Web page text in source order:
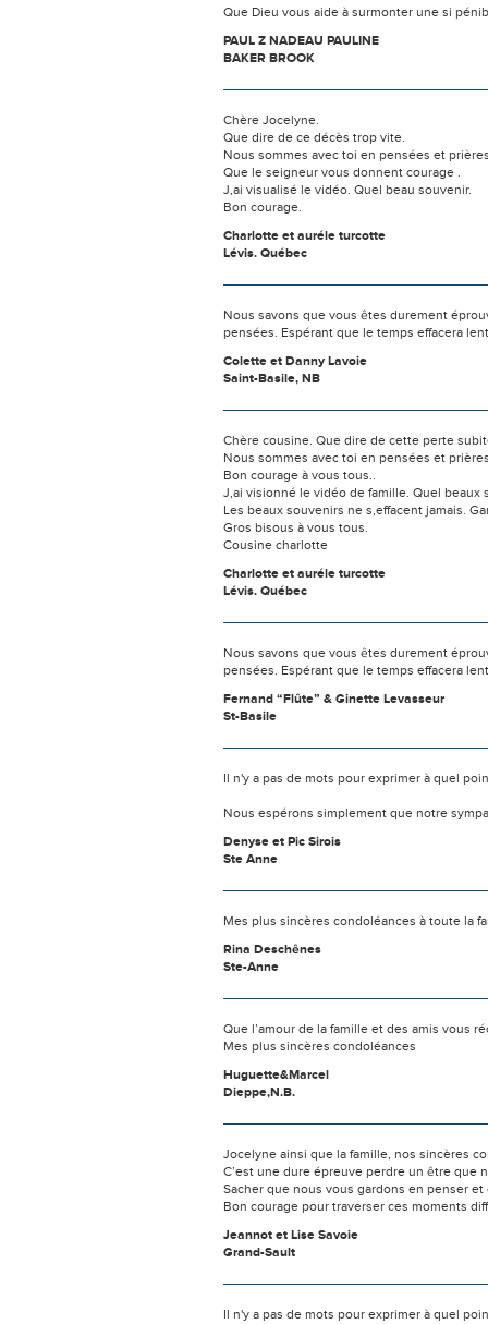
Que Dieu vous aide à surmonter une si
PAUL Z NADEAU PAULINE
BAKER BROOK
Chère Jocelyne.
Que dire de ce décès trop vite.
Nous sommes avec toi en pensées et
Que le seigneur vous donnent courage .
J,ai visualisé le vidéo. Quel beau souvenir.
Bon courage.
Charlotte et auréle turcotte
Lévis. Québec
Nous savons que vous êtes durement
pensées. Espérant que le temps effacera
Colette et Danny Lavoie
Saint-Basile, NB
Chère cousine. Que dire de cette perte
Nous sommes avec toi en pensées et
Bon courage à vous tous..
J,ai visionné le vidéo de famille. Quel beaux
Les beaux souvenirs ne s,effacent jamais.
Gros bisous à vous tous.
Cousine charlotte
Charlotte et auréle turcotte
Lévis. Québec
Nous savons que vous êtes durement
pensées. Espérant que le temps effacera
Fernand “Flûte” & Ginette Levasseur
St-Basile
Il n'y a pas de mots pour exprimer à quel
Nous espérons simplement que notre
Denyse et Pic Sirois
Ste Anne
Mes plus sincères condoléances à toute la
Rina Deschênes
Ste-Anne
Que l’amour de la famille et des amis vous
Mes plus sincères condoléances
Huguette&Marcel
Dieppe,N.B.
Jocelyne ainsi que la famille, nos sincères
C’est une dure épreuve perdre un être que
Sacher que nous vous gardons en penser et
Bon courage pour traverser ces moments
Jeannot et Lise Savoie
Grand-Sault
Il n'y a pas de mots pour exprimer à quel